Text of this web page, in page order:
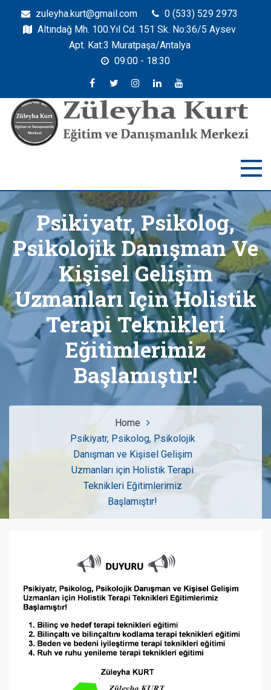
zuleyha.kurt@gmail.com
0 (533) 529 2973
Altındağ Mh. 100.Yıl Cd. 151 Sk. No:36/5 Aysev
Apt. Kat:3 Muratpaşa/Antalya
09:00 - 18:30
Psikiyatr, Psikolog,
Psikolojik Danışman Ve
Kişisel Gelişim
Uzmanları Için Holistik
Terapi Teknikleri
Eğitimlerimiz
Başlamıştır!
Home
Psikiyatr, Psikolog, Psikolojik
Danışman ve Kişisel Gelişim
Uzmanları için Holistik Terapi
Teknikleri Eğitimlerimiz
Başlamıştır!